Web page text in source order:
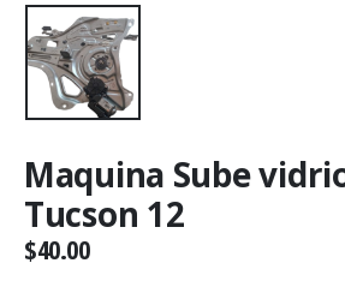
Maquina Sube
Tucson 12
$40.00